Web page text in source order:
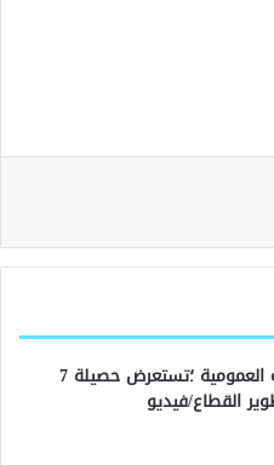
وزيرة الوظيفة العمومية ؛تستعرض حصيلة 7
القطاع/فيديو